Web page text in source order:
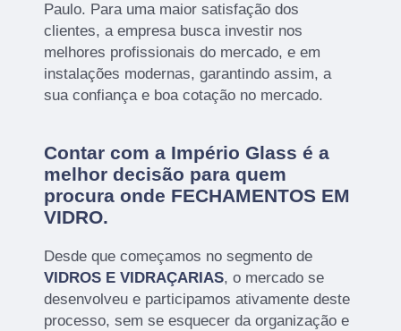
Paulo. Para uma maior satisfação dos
clientes, a empresa busca investir nos
melhores profissionais do mercado, e em
instalações modernas, garantindo assim, a
sua confiança e boa cotação no mercado.
Contar com a Império Glass é a
melhor decisão para quem
procura onde FECHAMENTOS EM
VIDRO.
Desde que começamos no segmento de
VIDROS E VIDRAÇARIAS, o mercado se
desenvolveu e participamos ativamente deste
processo, sem se esquecer da organização e